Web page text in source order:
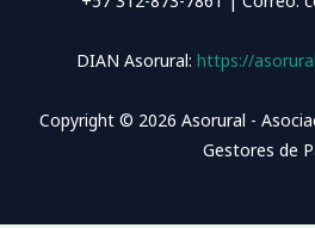
DIAN Asorural: https://
Copyright © 2026 Asorural -
Gestores de